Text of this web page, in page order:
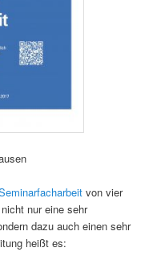
von vier
nur eine sehr
dazu auch einen sehr
heißt es: